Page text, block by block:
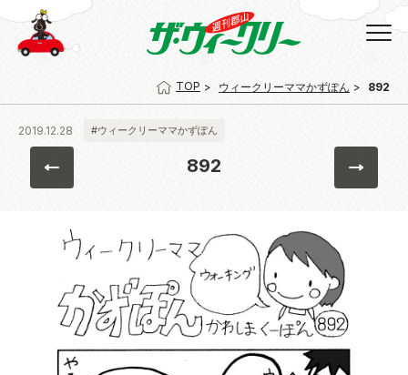
TOP ウィークリーママかずぽん 892
2019.12.28 #ウィークリーママかずぽん
892